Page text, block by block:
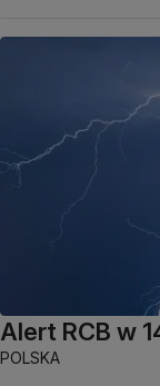
Alert RCB w
POLSKA